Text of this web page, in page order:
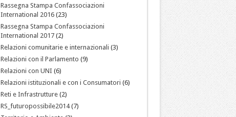
Rassegna Stampa Confassociazioni
International 2016(23)
Rassegna Stampa Confassociazioni
International 2017(2)
Relazioni comunitarie e internazionali (3)
Relazioni con il Parlamento (9)
Relazioni con UNI (6)
Relazioni istituzionali e con i Consumatori (6)
Reti e Infrastrutture(2)
RS_futuropossibile2014(7)